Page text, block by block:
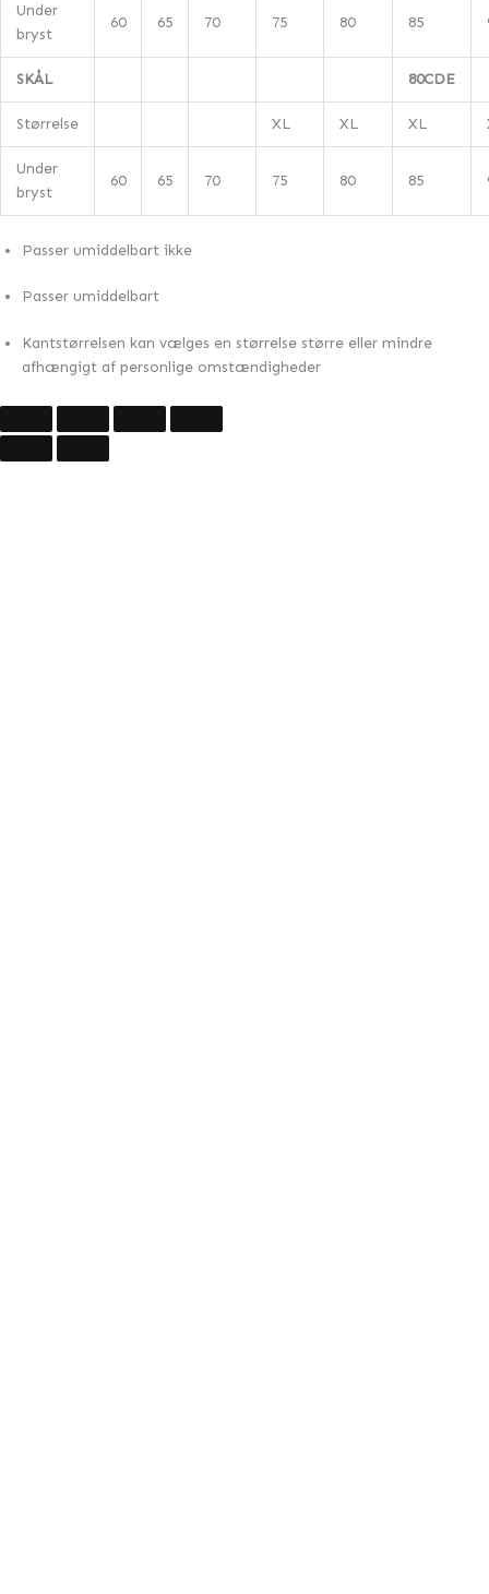
Under
bryst
60 65 70 75 80 85
SKÅL 80CDE
Størrelse XL XL XL
Under
bryst
60 65 70 75 80 85
Passer umiddelbart ikke
Passer umiddelbart
Kantstørrelsen kan vælges en størrelse større eller mindre
afhængigt af personlige omstændigheder